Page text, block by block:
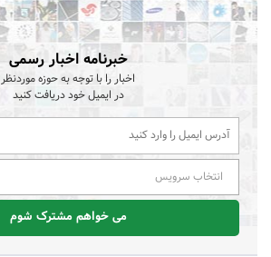
خبرنامه اخبار رسمی
اخبار را با توجه به حوزه موردنظر
در ایمیل خود دریافت کنید
انتخاب سرویس
می خواهم مشترک شوم